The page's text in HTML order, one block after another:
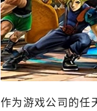
作为游戏公司的任